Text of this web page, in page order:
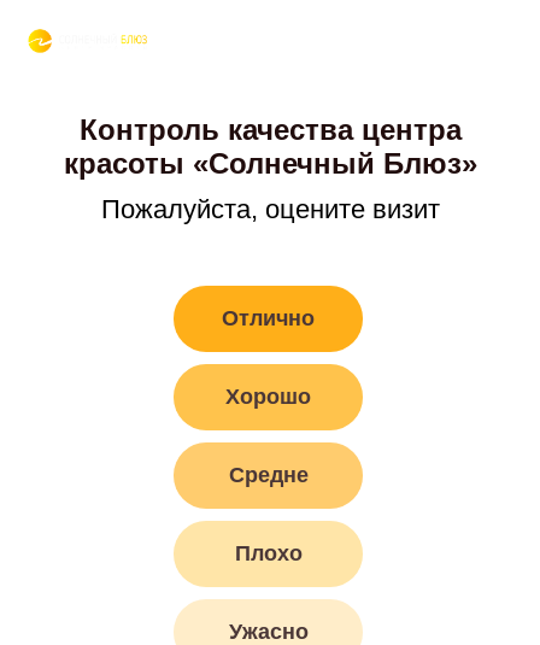
Контроль качества центра
красоты «Солнечный Блюз»
Пожалуйста, оцените визит
Хорошо
Отлично
Средне
Плохо
Ужасно